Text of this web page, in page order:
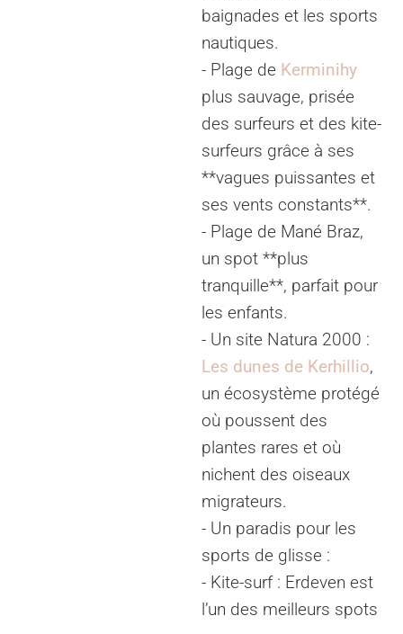
baignades et les sports
nautiques.
- Plage de Kerminihy
plus sauvage, prisée
des surfeurs et des kite-
surfeurs grâce à ses
**vagues puissantes et
ses vents constants**.
- Plage de Mané Braz,
un spot **plus
tranquille**, parfait pour
les enfants.
- Un site Natura 2000 :
Les dunes de Kerhillio,
un écosystème protégé
où poussent des
plantes rares et où
nichent des oiseaux
migrateurs.
- Un paradis pour les
sports de glisse :
- Kite-surf : Erdeven est
l’un des meilleurs spots